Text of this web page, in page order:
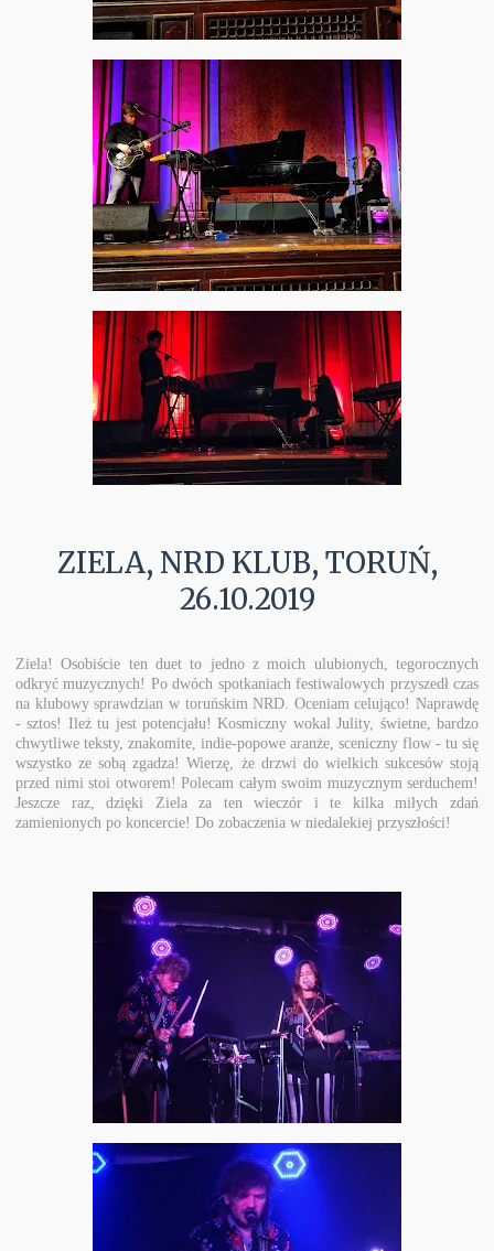
ZIELA, NRD KLUB, TORUŃ,
26.10.2019
Ziela! Osobiście ten duet to jedno z moich ulubionych, tegorocznych
odkryć muzycznych! Po dwóch spotkaniach festiwalowych przyszedł czas
na klubowy sprawdzian w toruńskim NRD. Oceniam celująco! Naprawdę
- sztos! Ileż tu jest potencjału! Kosmiczny wokal Julity, świetne, bardzo
chwytliwe teksty, znakomite, indie-popowe aranże, sceniczny flow - tu się
wszystko ze sobą zgadza! Wierzę, że drzwi do wielkich sukcesów stoją
przed nimi stoi otworem! Polecam całym swoim muzycznym serduchem!
Jeszcze raz, dzięki Ziela za ten wieczór i te kilka miłych zdań
zamienionych po koncercie! Do zobaczenia w niedalekiej przyszłości!